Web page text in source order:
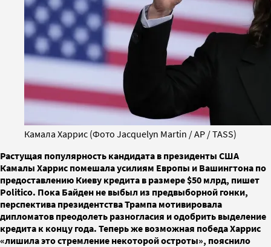
Камала Харрис (Фото Jacquelyn Martin / AP / TASS)
Растущая популярность кандидата в президенты США
Камалы Харрис помешала усилиям Европы и Вашингтона по
предоставлению Киеву кредита в размере $50 млрд, пишет
Politico. Пока Байден не выбыл из предвыборной гонки,
перспектива президентства Трампа мотивировала
дипломатов преодолеть разногласия и одобрить выделение
кредита к концу года. Теперь же возможная победа Харрис
«лишила это стремление некоторой остроты», пояснило